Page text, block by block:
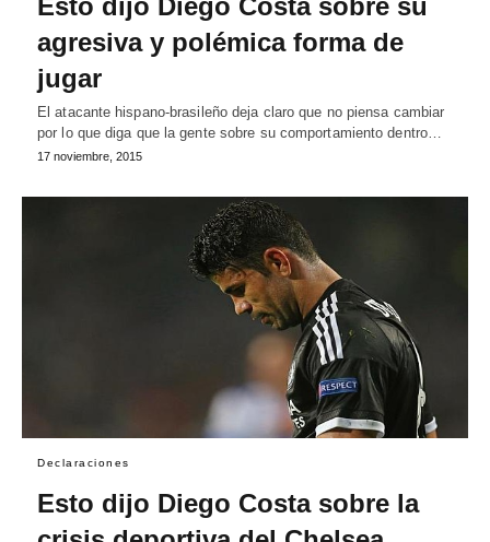
agresiva y polémica forma de
jugar
El atacante hispano-brasileño deja claro que no piensa cambiar
por lo que diga que la gente sobre su comportamiento dentro…
17 noviembre, 2015
Declaraciones
Esto dijo Diego Costa sobre la